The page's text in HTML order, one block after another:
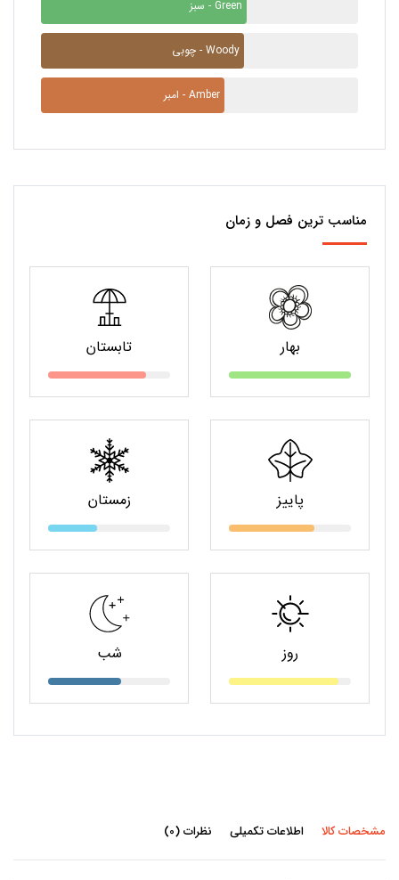
سبز - Green
چوبی - Woody
امبر - Amber
مناسب ترین فصل و زمان
بهار تابستان
پاییز زمستان
روز شب
مشخصات کالا اطلاعات تکمیلی نظرات (0)